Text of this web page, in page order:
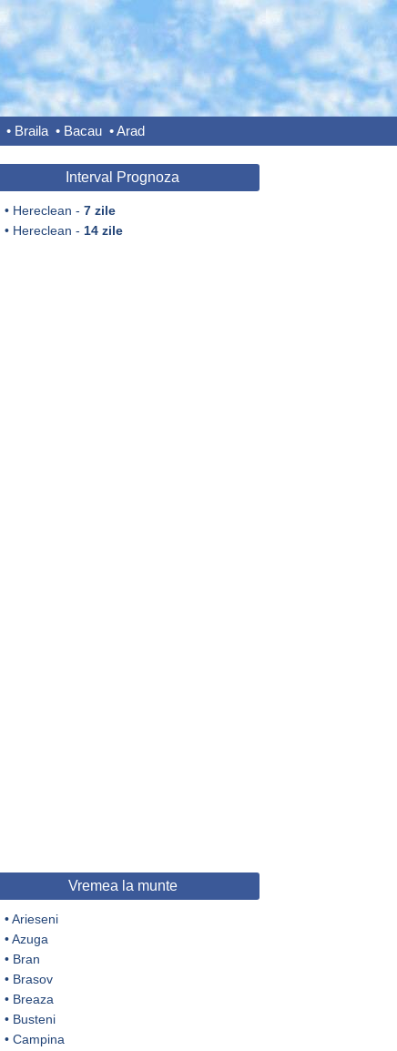
• Braila • Bacau •Arad
Interval Prognoza
• Hereclean - 7 zile
• Hereclean - 14 zile
Vremea la munte
•Arieseni
•Azuga
• Bran
• Brasov
• Breaza
• Busteni
• Campina